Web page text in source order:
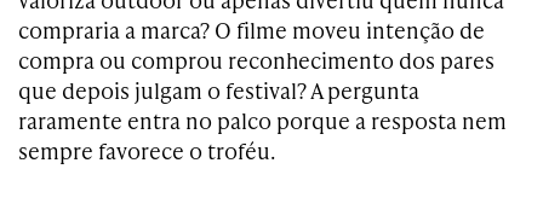
compraria a marca? O filme moveu intenção de
compra ou comprou reconhecimento dos pares
que depois julgam o festival? A pergunta
raramente entra no palco porque a resposta nem
sempre favorece o troféu.